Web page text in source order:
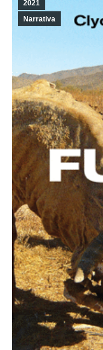
2021
Narrativa